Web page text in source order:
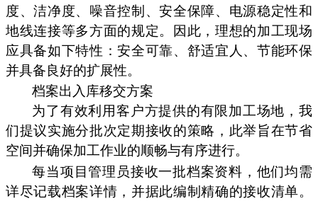
度、洁净度、噪音控制、安全保障、电源稳定性和
地线连接等多方面的规定。因此，理想的加工现场
应具备如下特性：安全可靠、舒适宜人、节能环保
并具备良好的扩展性。
档案出入库移交方案
为了有效利用客户方提供的有限加工场地，我
们提议实施分批次定期接收的策略，此举旨在节省
空间并确保加工作业的顺畅与有序进行。
每当项目管理员接收一批档案资料，他们均需
详尽记载档案详情，并据此编制精确的接收清单。